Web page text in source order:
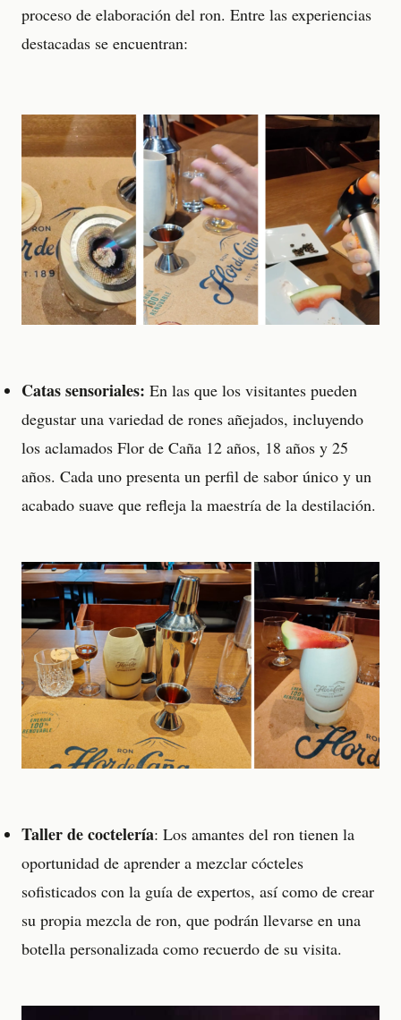
proceso de elaboración del ron. Entre las experiencias
destacadas se encuentran:
Catas sensoriales: En las que los visitantes pueden
degustar una variedad de rones añejados, incluyendo
los aclamados Flor de Caña 12 años, 18 años y 25
años. Cada uno presenta un perfil de sabor único y un
acabado suave que refleja la maestría de la destilación.
Taller de coctelería: Los amantes del ron tienen la
oportunidad de aprender a mezclar cócteles
sofisticados con la guía de expertos, así como de crear
su propia mezcla de ron, que podrán llevarse en una
botella personalizada como recuerdo de su visita.